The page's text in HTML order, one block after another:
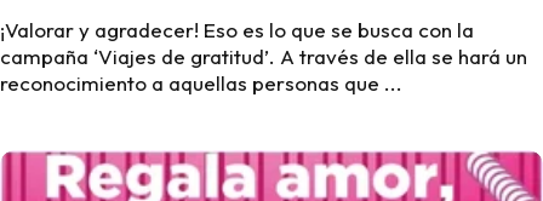
¡Valorar y agradecer! Eso es lo que se busca con la
campaña ‘Viajes de gratitud’. A través de ella se hará un
reconocimiento a aquellas personas que ...